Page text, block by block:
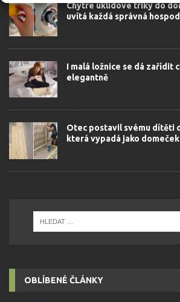
Chytré úklidové triky do
uvítá každá správná
I malá ložnice se dá zařídit
elegantně
Otec postavil svému dítěti
která vypadá jako domeček
OBLÍBENÉ ČLÁNKY